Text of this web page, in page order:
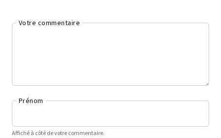
Votre commentaire
Prénom
Affiché à côté de votre commentaire.